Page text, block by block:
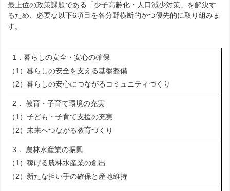
最上位の政策課題である「少子高齢化・人口減少対策」を解決す
るため、必要な以下6項目を各分野横断的かつ優先的に取り組みま
す。
1．暮らしの安全・安心の確保
（1）暮らしの安全を支える基盤整備
（2）暮らしの安心につながるコミュニティづくり
2． 教育・子育て環境の充実
（1）子ども・子育て支援の充実
（2）未来へつながる教育づくり
3． 農林水産業の振興
（1）稼げる農林水産業の創出
（2）新たな担い手の確保と産地維持